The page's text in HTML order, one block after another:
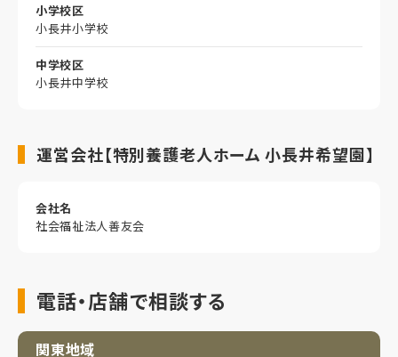
小学校区
小長井小学校
中学校区
小長井中学校
運営会社【特別養護老人ホーム 小長井希望園】
会社名
社会福祉法人善友会
電話・店舗で相談する
関東地域